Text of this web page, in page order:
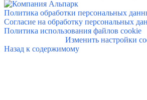
Политика обработки персональных
Согласие на обработку персональных
Политика использования файлов cookie
Изменить настройки
Назад к содержимому